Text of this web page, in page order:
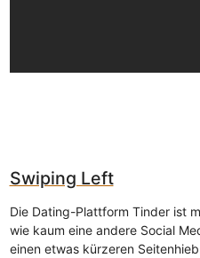
Swiping Left
Die Dating-Plattform Tinder ist
wie kaum eine andere Social
einen etwas kürzeren